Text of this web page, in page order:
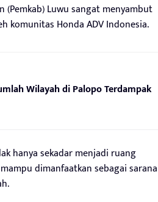
(Pemkab) Luwu sangat menyambut
komunitas Honda ADV Indonesia.
Wilayah di Palopo Terdampak
hanya sekadar menjadi ruang
dimanfaatkan sebagai sarana